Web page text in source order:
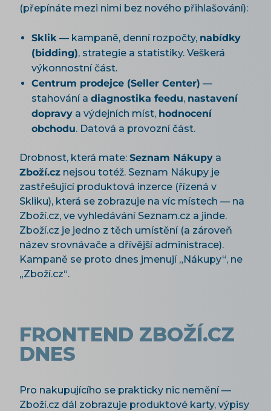
(přepínáte mezi nimi bez nového přihlašování):
Sklik — kampaně, denní rozpočty, nabídky
(bidding), strategie a statistiky. Veškerá
výkonnostní část.
Centrum prodejce (Seller Center) —
stahování a diagnostika feedu, nastavení
dopravy a výdejních míst, hodnocení
obchodu. Datová a provozní část.
Drobnost, která mate: Seznam Nákupy a
Zboží.cz nejsou totéž. Seznam Nákupy je
zastřešující produktová inzerce (řízená v
Skliku), která se zobrazuje na víc místech — na
Zboží.cz, ve vyhledávání Seznam.cz a jinde.
Zboží.cz je jedno z těch umístění (a zároveň
název srovnávače a dřívější administrace).
Kampaně se proto dnes jmenují „Nákupy“, ne
„Zboží.cz“.
FRONTEND ZBOŽÍ.CZ
DNES
Pro nakupujícího se prakticky nic nemění —
Zboží.cz dál zobrazuje produktové karty, výpisy